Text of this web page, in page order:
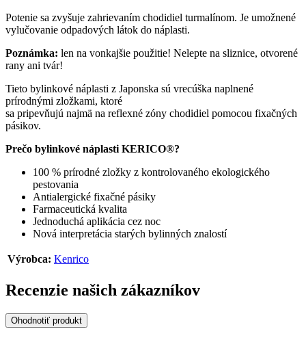
Potenie sa zvyšuje zahrievaním chodidiel turmalínom. Je umožnené
vylučovanie odpadových látok do náplasti.
Poznámka: len na vonkajšie použitie! Nelepte na sliznice, otvorené
rany ani tvár!
Tieto bylinkové náplasti z Japonska sú vrecúška naplnené
prírodnými zložkami, ktoré
sa pripevňujú najmä na reflexné zóny chodidiel pomocou fixačných
pásikov.
Prečo bylinkové náplasti KERICO®?
100 % prírodné zložky z kontrolovaného ekologického
pestovania
Antialergické fixačné pásiky
Farmaceutická kvalita
Jednoduchá aplikácia cez noc
Nová interpretácia starých bylinných znalostí
Výrobca: Kenrico
Recenzie našich zákazníkov
Ohodnotiť produkt